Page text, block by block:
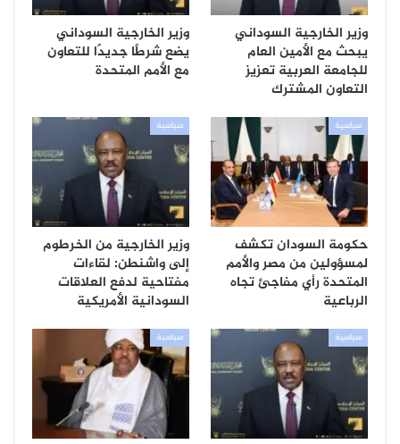
وزير الخارجية السوداني
يبحث مع الأمين العام
للجامعة العربية تعزيز
التعاون المشترك
وزير الخارجية السوداني
يضع شرطًا جديدًا للتعاون
مع الأمم المتحدة
سياسية
حكومة السودان تكشف
لمسؤولين من مصر والأمم
المتحدة رأي مفاجئ تجاه
الرباعية
سياسية
وزير الخارجية من الخرطوم
إلى واشنطن: لقاءات
مفتاحية لدفع العلاقات
السودانية الأمريكية
سياسية سياسية